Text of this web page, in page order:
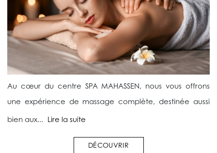
Au cœur du centre SPA MAHASSEN, nous vous offrons
une expérience de massage complète, destinée aussi
bien aux... Lire la suite
DÉCOUVRIR